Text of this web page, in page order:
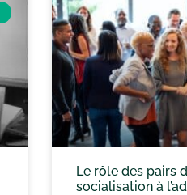
Le rôle des pairs
socialisation à